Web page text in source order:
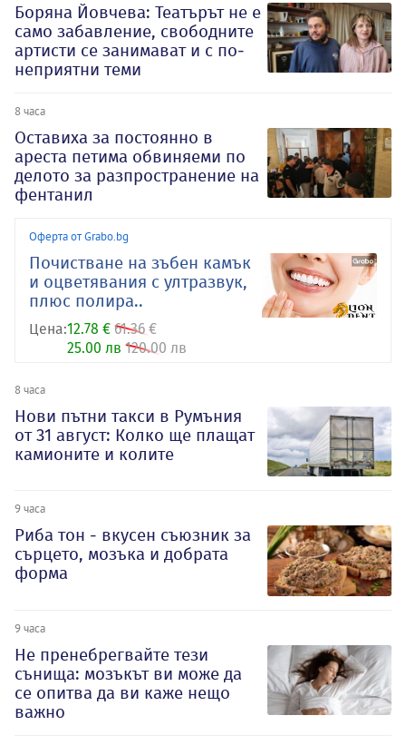
Боряна Йовчева: Театърът не е
само забавление, свободните
артисти се занимават и с по-
неприятни теми
8 часа
Оставиха за постоянно в
ареста петима обвиняеми по
делото за разпространение на
фентанил
Оферта от Grabo.bg
Почистване на зъбен камък
и оцветявания с ултразвук,
плюс полира..
Цена:12.78 € 61.36 €
25.00 лв 120.00 лв
8 часа
Нови пътни такси в Румъния
от 31 август: Колко ще плащат
камионите и колите
9 часа
Риба тон - вкусен съюзник за
сърцето, мозъка и добрата
форма
9 часа
Не пренебрегвайте тези
сънища: мозъкът ви може да
се опитва да ви каже нещо
важно